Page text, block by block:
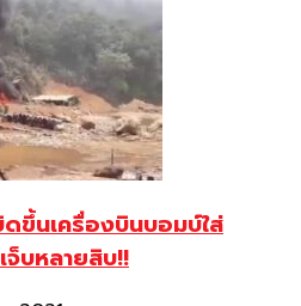
ดขึ้นเครื่องบินบอมบ์ใส่
จ็บหลายสิบ!!